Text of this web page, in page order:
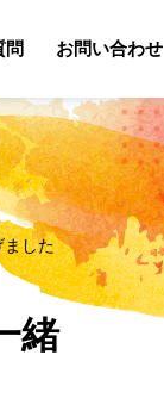
問
お問い合わせ
ました
緒